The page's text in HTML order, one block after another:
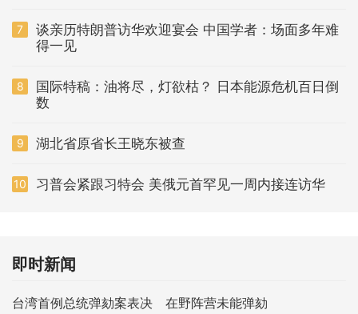
7
谈亲历特朗普访华欢迎宴会 中国学者：场面多年难
得一见
8
国际特稿：油将尽，灯欲枯？ 日本能源危机百日倒
数
9 湖北省原省长王晓东被查
10 习普会紧跟习特会 美俄元首罕见一周内接连访华
即时新闻
台湾首例总统弹劾案表决 在野阵营未能弹劾